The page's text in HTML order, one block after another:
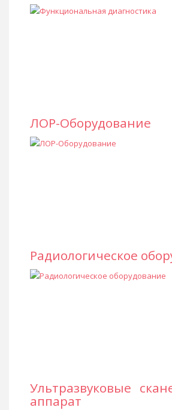
ЛОР-Оборудование
Радиологическое
Ультразвуковые
аппарат